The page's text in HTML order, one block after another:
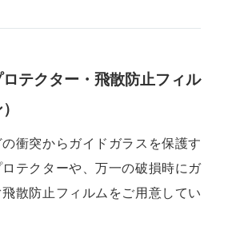
テクター・飛散防止フィル
衝突からガイドガラスを保護す
テクターや、万一の破損時にガ
散防止フィルムをご用意してい